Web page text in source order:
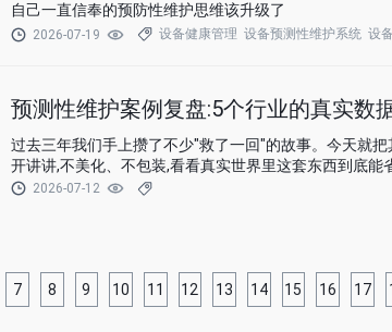
自己一直信奉的预防性维护思维该升级了
2026-07-19 设备健康管理 设备预测性维护系统 设
预测性维护案例复盘:5个行业的真实数
过去三年我们手上攒了不少"救了一回"的故事。今天就
开讲讲,不美化、不包装,看看真实世界里这套东西到底能
2026-07-12
7 8 9 10 11 12 13 14 15 16 17